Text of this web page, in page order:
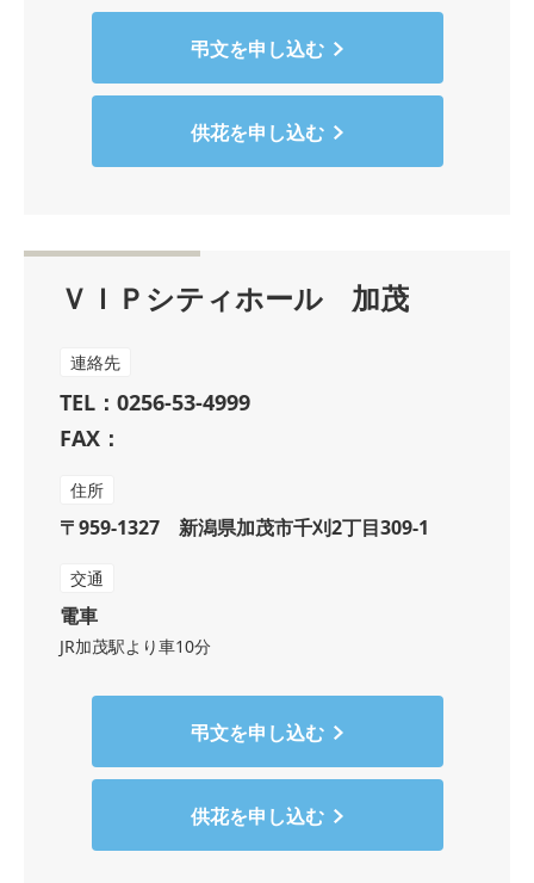
弔文を申し込む
供花を申し込む
ＶＩＰシティホール 加茂
連絡先
TEL：0256-53-4999
FAX：
住所
〒959-1327 新潟県加茂市千刈2丁目309-1
交通
電車
JR加茂駅より車10分
弔文を申し込む
供花を申し込む